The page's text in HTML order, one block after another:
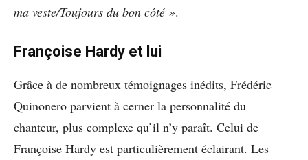
ma veste/Toujours du bon côté ».
Françoise Hardy et lui
Grâce à de nombreux témoignages inédits, Frédéric
Quinonero parvient à cerner la personnalité du
chanteur, plus complexe qu’il n’y paraît. Celui de
Françoise Hardy est particulièrement éclairant. Les